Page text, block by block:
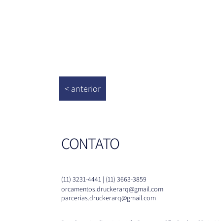
< anterior
CONTATO
(11) 3231-4441 | (11) 3663-3859
orcamentos.druckerarq@gmail.com
parcerias.druckerarq@gmail.com